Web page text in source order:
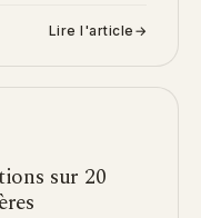
Lire l'article →
sur 20